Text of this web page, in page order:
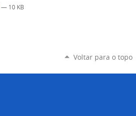
— 10 KB
Voltar para o topo